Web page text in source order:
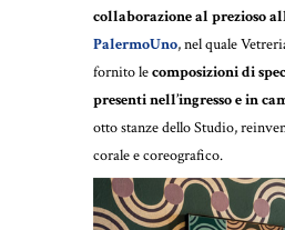
collaborazione al prezioso
PalermoUno, nel quale
fornito lecomposizioni di
presenti nell’ingresso e in
otto stanze dello Studio,
corale e coreografico.